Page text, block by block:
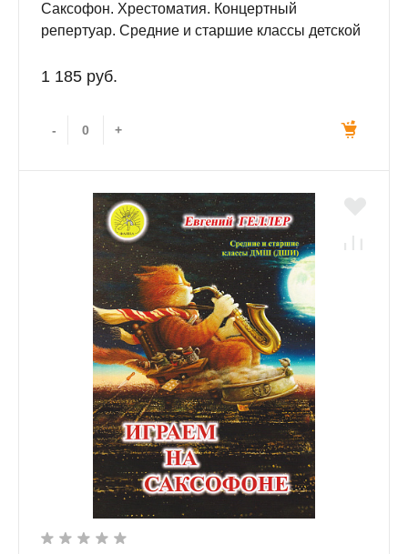
Саксофон. Хрестоматия. Концертный
репертуар. Средние и старшие классы детской
Часть 2. Клавир и партия.
1 185 руб.
- +